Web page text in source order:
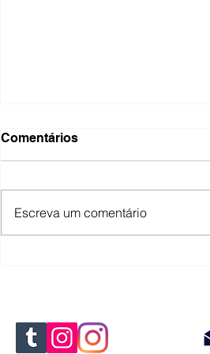
Cruzes e Credos
Comentários
Escreva um comentário